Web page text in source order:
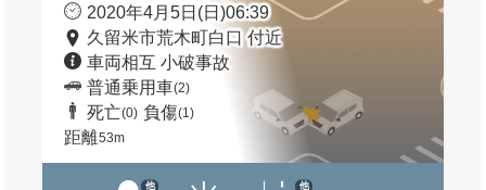
2020年4月5日(日)06:39
久留米市荒木町白口 付近
車両相互 小破事故
普通乗用車(2)
死亡(0) 負傷(1)
距離53m
他 他